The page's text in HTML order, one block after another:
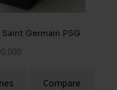
Germain PSG
Compare